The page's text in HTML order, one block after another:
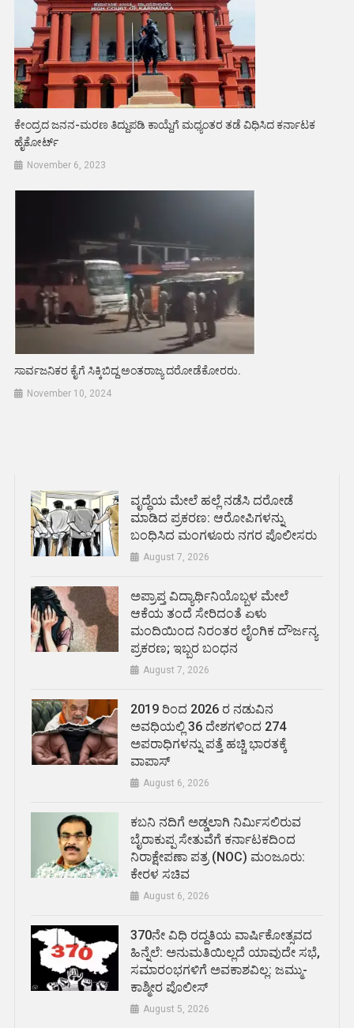
ಕೇಂದ್ರದ ಜನನ-ಮರಣ ತಿದ್ದುಪಡಿ ಕಾಯ್ದೆಗೆ ಮಧ್ಯಂತರ ತಡೆ ವಿಧಿಸಿದ ಕರ್ನಾಟಕ
ಹೈಕೋರ್ಟ್‌
November 6, 2023
ಸಾರ್ವಜನಿಕರ ಕೈಗೆ ಸಿಕ್ಕಿಬಿದ್ದ ಅಂತರಾಜ್ಯ ದರೋಡೆಕೋರರು.
November 10, 2024
ವೃದ್ಧೆಯ ಮೇಲೆ ಹಲ್ಲೆ ನಡೆಸಿ ದರೋಡೆ
ಮಾಡಿದ ಪ್ರಕರಣ: ಆರೋಪಿಗಳನ್ನು
ಬಂಧಿಸಿದ ಮಂಗಳೂರು ನಗರ ಪೊಲೀಸರು
August 7, 2026
ಅಪ್ರಾಪ್ತ ವಿದ್ಯಾರ್ಥಿನಿಯೊಬ್ಬಳ ಮೇಲೆ
ಆಕೆಯ ತಂದೆ ಸೇರಿದಂತೆ ಏಳು
ಮಂದಿಯಿಂದ ನಿರಂತರ ಲೈಂಗಿಕ ದೌರ್ಜನ್ಯ
ಪ್ರಕರಣ; ಇಬ್ಬರ ಬಂಧನ
August 7, 2026
2019 ರಿಂದ 2026 ರ ನಡುವಿನ
ಅವಧಿಯಲ್ಲಿ 36 ದೇಶಗಳಿಂದ 274
ಅಪರಾಧಿಗಳನ್ನು ಪತ್ತೆ ಹಚ್ಚಿ ಭಾರತಕ್ಕೆ
ವಾಪಾಸ್
August 6, 2026
ಕಬನಿ ನದಿಗೆ ಅಡ್ಡಲಾಗಿ ನಿರ್ಮಿಸಲಿರುವ
ಬೈರಾಕುಪ್ಪ ಸೇತುವೆಗೆ ಕರ್ನಾಟಕದಿಂದ
ನಿರಾಕ್ಷೇಪಣಾ ಪತ್ರ (NOC) ಮಂಜೂರು:
ಕೇರಳ ಸಚಿವ
August 6, 2026
370ನೇ ವಿಧಿ ರದ್ದತಿಯ ವಾರ್ಷಿಕೋತ್ಸವದ
ಹಿನ್ನೆಲೆ: ಅನುಮತಿಯಿಲ್ಲದೆ ಯಾವುದೇ ಸಭೆ,
ಸಮಾರಂಭಗಳಿಗೆ ಅವಕಾಶವಿಲ್ಲ: ಜಮ್ಮು-
ಕಾಶ್ಮೀರ ಪೊಲೀಸ್
August 5, 2026